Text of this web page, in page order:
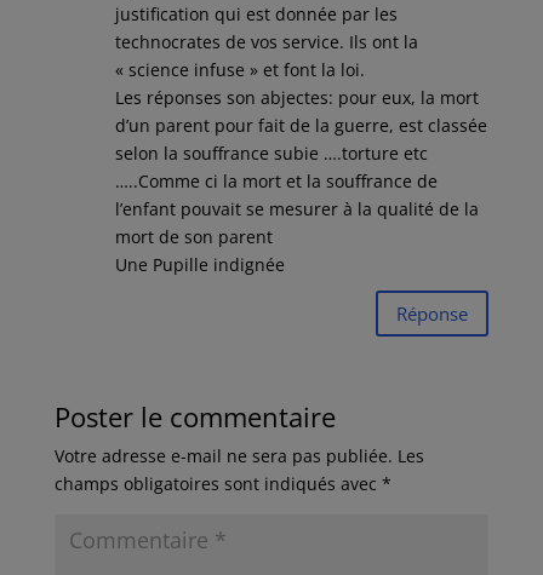
justification qui est donnée par les
technocrates de vos service. Ils ont la
« science infuse » et font la loi.
Les réponses son abjectes: pour eux, la mort
d’un parent pour fait de la guerre, est classée
selon la souffrance subie ….torture etc
…..Comme ci la mort et la souffrance de
l’enfant pouvait se mesurer à la qualité de la
mort de son parent
Une Pupille indignée
Réponse
Poster le commentaire
Votre adresse e-mail ne sera pas publiée. Les
champs obligatoires sont indiqués avec *